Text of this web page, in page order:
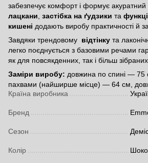
забезпечує комфорт і формує акуратний
лацкани застібка на ґудзики та
кишені додають виробу практичності й
Завдяки трендовому відтінку та
легко поєднується з базовими речами
як для повсякденних, так і більш зібраних
Заміри виробу: довжина по спині — 75
пахвами (найширше місце) — 64 см,
Країна виробника
Бренд
Сезон
Колір